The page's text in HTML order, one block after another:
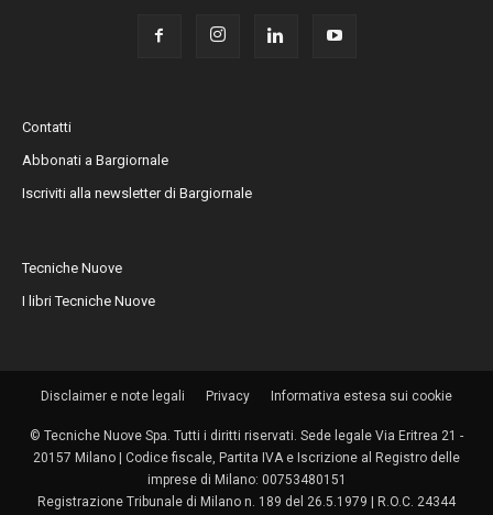
Contatti
Abbonati a Bargiornale
Iscriviti alla newsletter di Bargiornale
Tecniche Nuove
I libri Tecniche Nuove
Disclaimer e note legali Privacy Informativa estesa sui cookie
© Tecniche Nuove Spa. Tutti i diritti riservati. Sede legale Via Eritrea 21 -
20157 Milano | Codice fiscale, Partita IVA e Iscrizione al Registro delle
imprese di Milano: 00753480151
Registrazione Tribunale di Milano n. 189 del 26.5.1979 | R.O.C. 24344